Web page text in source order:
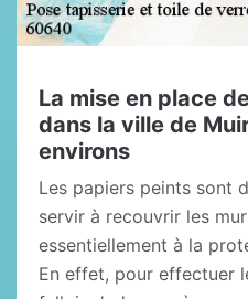
La mise en place
dans la ville de
environs
Les papiers peints sont
servir à recouvrir les
essentiellement à la
En effet, pour effectuer